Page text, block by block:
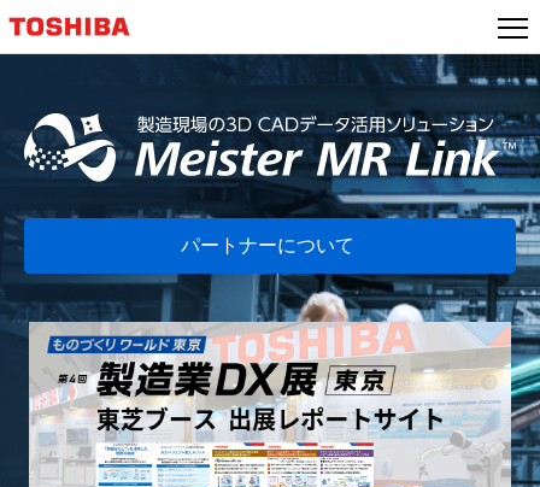
ャ
ン
パートナーについて